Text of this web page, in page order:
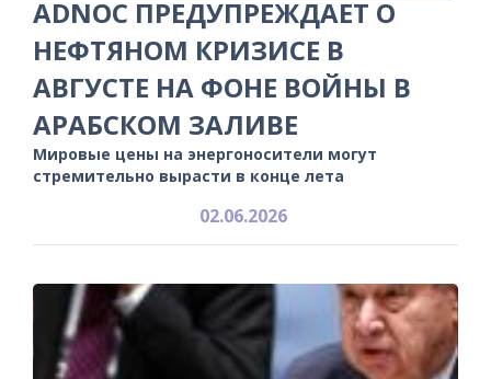
ADNOC ПРЕДУПРЕЖДАЕТ О
НЕФТЯНОМ КРИЗИСЕ В
АВГУСТЕ НА ФОНЕ ВОЙНЫ В
АРАБСКОМ ЗАЛИВЕ
Мировые цены на энергоносители могут
стремительно вырасти в конце лета
02.06.2026